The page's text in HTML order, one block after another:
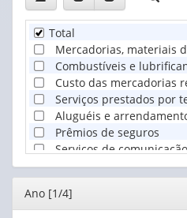
Total
Mercadorias, materiais
Combustíveis e
Custo das mercadorias
Serviços prestados por
Aluguéis e
Prêmios de seguros
Serviços de comunicação
Energia elétrica, gás,
Outros custos e
Editor
Ano [1/4]